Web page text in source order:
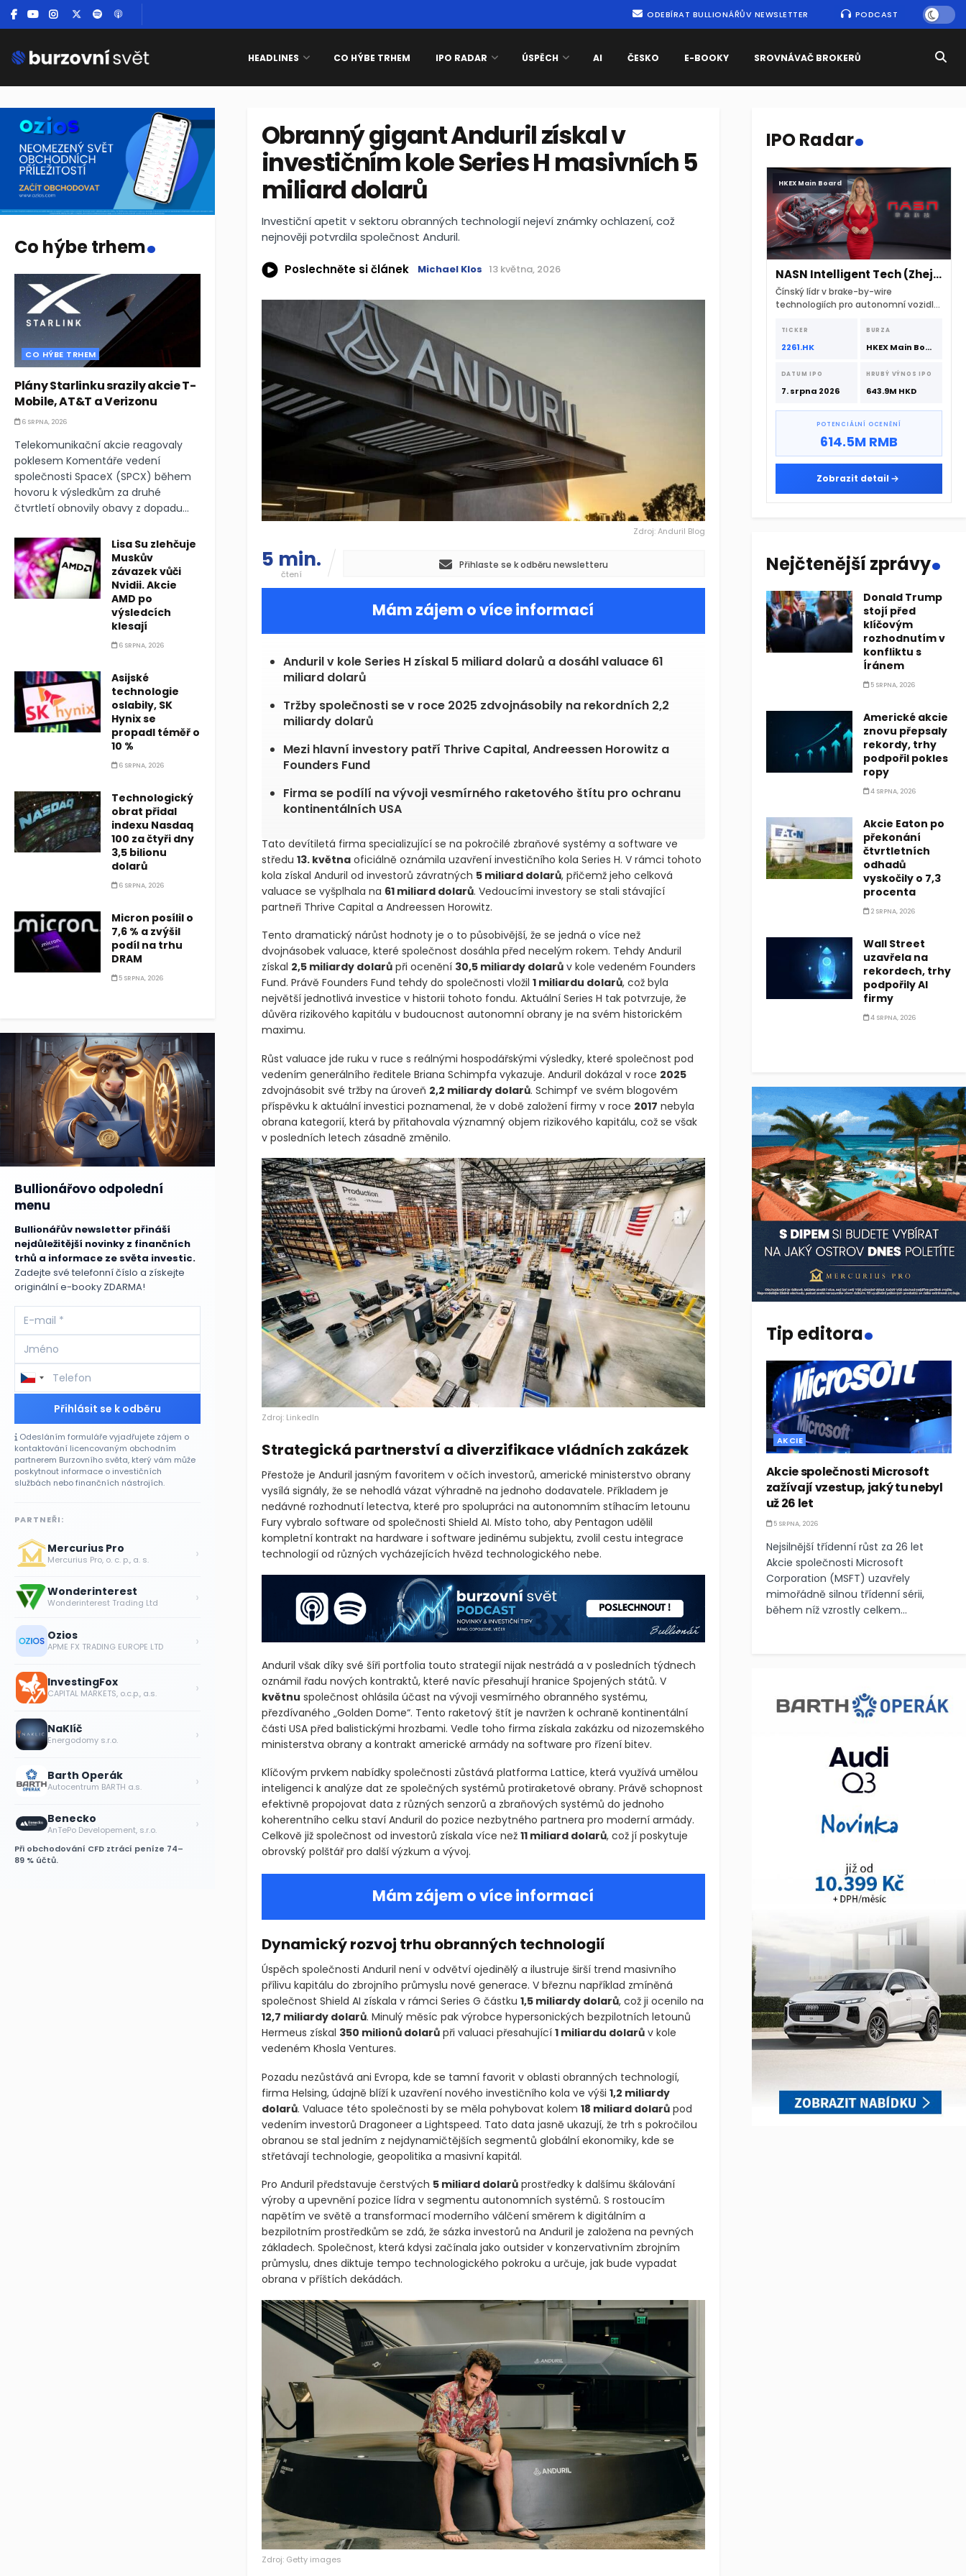
ODEBÍRAT BULLIONÁŘŮV NEWSLETTER PODCAST
HEADLINES CO HÝBE TRHEM IPO RADAR ÚSPĚCH AI ČESKO E-BOOKY SROVNÁVAČ BROKERŮ
Obranný gigant Anduril získal v
investičním kole Series H masivních 5
miliard dolarů
Investiční apetit v sektoru obranných technologií nejeví známky ochlazení, což
nejnověji potvrdila společnost Anduril.
Poslechněte si článek Michael Klos 13 května, 2026
Zdroj: Anduril Blog
5 min.
čtení
Přihlaste se k odběru newsletteru
Mám zájem o více informací
Anduril v kole Series H získal 5 miliard dolarů a dosáhl valuace 61
miliard dolarů
Tržby společnosti se v roce 2025 zdvojnásobily na rekordních 2,2
miliardy dolarů
Mezi hlavní investory patří Thrive Capital, Andreessen Horowitz a
Founders Fund
Firma se podílí na vývoji vesmírného raketového štítu pro ochranu
kontinentálních USA
Tato devítiletá firma specializující se na pokročilé zbraňové systémy a software ve
středu 13. květnaoficiálně oznámila uzavření investičního kola Series H. V rámci tohoto
kola získal Anduril od investorů závratných 5 miliard dolarů, přičemž jeho celková
valuace se vyšplhala na 61 miliard dolarů. Vedoucími investory se stali stávající
partneři Thrive Capital a Andreessen Horowitz.
Tento dramatický nárůst hodnoty je o to působivější, že se jedná o více než
dvojnásobek valuace, které společnost dosáhla před necelým rokem. Tehdy Anduril
získal 2,5 miliardy dolarůpři ocenění 30,5 miliardy dolarův kole vedeném Founders
Fund. Právě Founders Fund tehdy do společnosti vložil 1 miliardu dolarů, což byla
největší jednotlivá investice v historii tohoto fondu. Aktuální Series H tak potvrzuje, že
důvěra rizikového kapitálu v budoucnost autonomní obrany je na svém historickém
maximu.
Růst valuace jde ruku v ruce s reálnými hospodářskými výsledky, které společnost pod
vedením generálního ředitele Briana Schimpfa vykazuje. Anduril dokázal v roce 2025
zdvojnásobit své tržby na úroveň 2,2 miliardy dolarů. Schimpf ve svém blogovém
příspěvku k aktuální investici poznamenal, že v době založení firmy v roce 2017 nebyla
obrana kategorií, která by přitahovala významný objem rizikového kapitálu, což se však
v posledních letech zásadně změnilo.
Zdroj: LinkedIn
Strategická partnerství a diverzifikace vládních zakázek
Přestože je Anduril jasným favoritem v očích investorů, americké ministerstvo obrany
vysílá signály, že se nehodlá vázat výhradně na jednoho dodavatele. Příkladem je
nedávné rozhodnutí letectva, které pro spolupráci na autonomním stíhacím letounu
Fury vybralo software od společnosti Shield AI. Místo toho, aby Pentagon udělil
kompletní kontrakt na hardware i software jedinému subjektu, zvolil cestu integrace
technologií od různých vycházejících hvězd technologického nebe.
Anduril však díky své šíři portfolia touto strategií nijak nestrádá a v posledních týdnech
oznámil řadu nových kontraktů, které navíc přesahují hranice Spojených států. V
květnu společnost ohlásila účast na vývoji vesmírného obranného systému,
přezdívaného „Golden Dome“. Tento raketový štít je navržen k ochraně kontinentální
části USA před balistickými hrozbami. Vedle toho firma získala zakázku od nizozemského
ministerstva obrany a kontrakt americké armády na software pro řízení bitev.
Klíčovým prvkem nabídky společnosti zůstává platforma Lattice, která využívá umělou
inteligenci k analýze dat ze společných systémů protiraketové obrany. Právě schopnost
efektivně propojovat data z různých senzorů a zbraňových systémů do jednoho
koherentního celku staví Anduril do pozice nezbytného partnera pro moderní armády.
Celkově již společnost od investorů získala více než 11 miliard dolarů, což jí poskytuje
obrovský polštář pro další výzkum a vývoj.
Mám zájem o více informací
Dynamický rozvoj trhu obranných technologií
Úspěch společnosti Anduril není v odvětví ojedinělý a ilustruje širší trend masivního
přílivu kapitálu do zbrojního průmyslu nové generace. V březnu například zmíněná
společnost Shield AI získala v rámci Series G částku 1,5 miliardy dolarů, což ji ocenilo na
12,7 miliardy dolarů. Minulý měsíc pak výrobce hypersonických bezpilotních letounů
Hermeus získal 350 milionů dolarůpři valuaci přesahující 1 miliardu dolarův kole
vedeném Khosla Ventures.
Pozadu nezůstává ani Evropa, kde se tamní favorit v oblasti obranných technologií,
firma Helsing, údajně blíží k uzavření nového investičního kola ve výši 1,2 miliardy
dolarů. Valuace této společnosti by se měla pohybovat kolem 18 miliard dolarůpod
vedením investorů Dragoneer a Lightspeed. Tato data jasně ukazují, že trh s pokročilou
obranou se stal jedním z nejdynamičtějších segmentů globální ekonomiky, kde se
střetávají technologie, geopolitika a masivní kapitál.
Pro Anduril představuje čerstvých 5 miliard dolarůprostředky k dalšímu škálování
výroby a upevnění pozice lídra v segmentu autonomních systémů. S rostoucím
napětím ve světě a transformací moderního válčení směrem k digitálním a
bezpilotním prostředkům se zdá, že sázka investorů na Anduril je založena na pevných
základech. Společnost, která kdysi začínala jako outsider v konzervativním zbrojním
průmyslu, dnes diktuje tempo technologického pokroku a určuje, jak bude vypadat
obrana v příštích dekádách.
Zdroj: Getty images
Co hýbe trhem.
CO HÝBE TRHEM
Plány Starlinku srazily akcie T-
Mobile, AT&T a Verizonu
6 SRPNA, 2026
Telekomunikační akcie reagovaly
poklesem Komentáře vedení
společnosti SpaceX (SPCX) během
hovoru k výsledkům za druhé
čtvrtletí obnovily obavy z dopadu...
Lisa Su zlehčuje
Muskův
závazek vůči
Nvidii. Akcie
AMD po
výsledcích
klesají
6 SRPNA, 2026
Asijské
technologie
oslabily, SK
Hynix se
propadl téměř o
10 %
6 SRPNA, 2026
Technologický
obrat přidal
indexu Nasdaq
100 za čtyři dny
3,5 bilionu
dolarů
6 SRPNA, 2026
Micron posílil o
7,6 % a zvýšil
podíl na trhu
DRAM
5 SRPNA, 2026
Bullionářovo odpolední
menu
Bullionářův newsletter přináší
nejdůležitější novinky z finančních
trhů a informace ze světa investic.
Zadejte své telefonní číslo a získejte
originální e-booky ZDARMA!
Přihlásit se k odběru
Odesláním formuláře vyjadřujete zájem o
kontaktování licencovaným obchodním
partnerem Burzovního světa, který vám může
poskytnout informace o investičních
službách nebo finančních nástrojích.
PARTNEŘI:
Mercurius Pro
Mercurius Pro, o. c. p., a. s. ›
Wonderinterest
Wonderinterest Trading Ltd ›
Ozios
APME FX TRADING EUROPE LTD ›
InvestingFox
CAPITAL MARKETS, o.c.p., a.s. ›
NaKlíč
Energodomy s.r.o. ›
Barth Operák
Autocentrum BARTH a.s. ›
Benecko
AnTePo Developement, s.r.o. ›
Při obchodování CFD ztrácí peníze 74–
89 % účtů.
IPO Radar.
HKEX Main Board
NASN Intelligent Tech (Zhejiang)
Čínský lídr v brake-by-wire
technologiích pro autonomní vozidla
srpna 2026 s podporou CATL a
Hillhouse Investment.
TICKER
2261.HK
BURZA
HKEX Main Board
DATUM IPO
7. srpna 2026
HRUBÝ VÝNOS IPO
643.9M HKD
POTENCIÁLNÍ OCENĚNÍ
614.5M RMB
Zobrazit detail
Nejčtenější zprávy.
Donald Trump
stojí před
klíčovým
rozhodnutím v
konfliktu s
Íránem
5 SRPNA, 2026
Americké akcie
znovu přepsaly
rekordy, trhy
podpořil pokles
ropy
4 SRPNA, 2026
Akcie Eaton po
překonání
čtvrtletních
odhadů
vyskočily o 7,3
procenta
2 SRPNA, 2026
Wall Street
uzavřela na
rekordech, trhy
podpořily AI
firmy
4 SRPNA, 2026
Tip editora.
AKCIE
Akcie společnosti Microsoft
zažívají vzestup, jaký tu nebyl
už 26 let
5 SRPNA, 2026
Nejsilnější třídenní růst za 26 let
Akcie společnosti Microsoft
Corporation (MSFT) uzavřely
mimořádně silnou třídenní sérii,
během níž vzrostly celkem...